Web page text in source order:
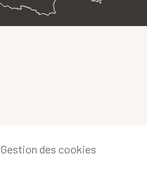
Gestion des cookies